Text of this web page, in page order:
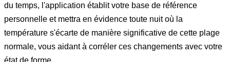
du temps, l'application établit votre base de référence
personnelle et mettra en évidence toute nuit où la
température s'écarte de manière significative de cette plage
normale, vous aidant à corréler ces changements avec votre
état de forme.